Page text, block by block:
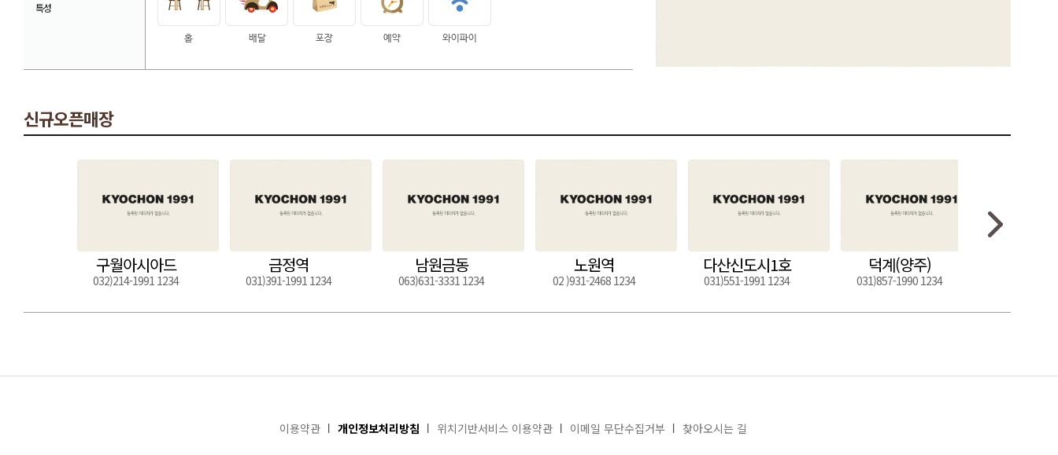
특성
신규오픈매장
구월아시아드
032)214-1991 1234
금정역
031)391-1991 1234
남원금동
063)631-3331 1234
노원역
02 )931-2468 1234
다산신도시1호
031)551-1991 1234
덕계(양주)
031)857-1990 1234
이용약관 개인정보처리방침 위치기반서비스 이용약관 이메일 무단수집거부 찾아오시는 길